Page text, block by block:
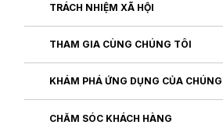
TRÁCH NHIỆM XÃ HỘI
THAM GIA CÙNG CHÚNG TÔI
KHÁM PHÁ ỨNG DỤNG CỦA
CHĂM SÓC KHÁCH HÀNG